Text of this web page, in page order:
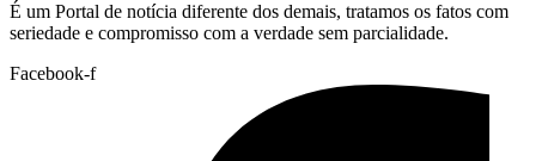
É um Portal de notícia diferente dos demais, tratamos os fatos com
seriedade e compromisso com a verdade sem parcialidade.
Facebook-f